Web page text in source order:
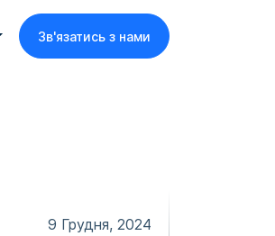
Зв'язатись з нами
9 Грудня, 2024